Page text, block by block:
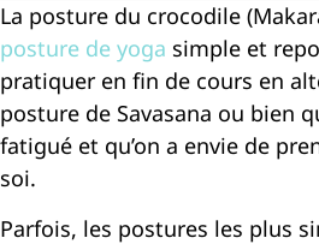
La posture du crocodile
posture de yoga simple et
pratiquer en fin de cours en
posture de Savasana ou bien
fatigué et qu’on a envie de
soi.
Parfois, les postures les plus